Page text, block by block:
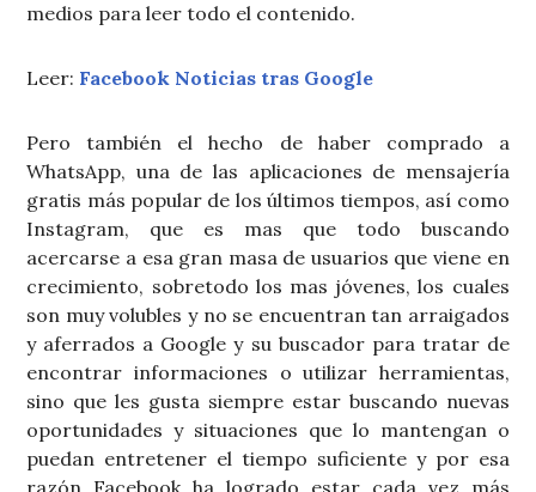
medios para leer todo el contenido.
Leer: Facebook Noticias tras Google
Pero también el hecho de haber comprado a
WhatsApp, una de las aplicaciones de mensajería
gratis más popular de los últimos tiempos, así como
Instagram, que es mas que todo buscando
acercarse a esa gran masa de usuarios que viene en
crecimiento, sobretodo los mas jóvenes, los cuales
son muy volubles y no se encuentran tan arraigados
y aferrados a Google y su buscador para tratar de
encontrar informaciones o utilizar herramientas,
sino que les gusta siempre estar buscando nuevas
oportunidades y situaciones que lo mantengan o
puedan entretener el tiempo suficiente y por esa